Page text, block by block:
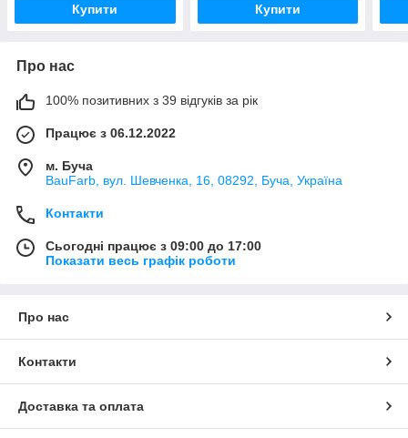
Купити Купити
Про нас
100% позитивних з 39 відгуків за рік
Працює з 06.12.2022
м. Буча
BauFarb, вул. Шевченка, 16, 08292, Буча, Україна
Контакти
Сьогодні працює з 09:00 до 17:00
Показати весь графік роботи
Про нас
Контакти
Доставка та оплата